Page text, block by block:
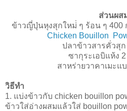
ส่วนผส
ข้าวญี่ปุ่นหุงสุกใหม่่ ๆ ร้อน ๆ 400
Chicken Bouillon
ปลาข้าวสารคั่วสุ
ซากุระเอบิแห้ง
สาหร่ายวาคาเมะแ
วิธีทำ
1. แบ่งข้าวกับ chicken bouillon
ข้าวใส่อ่างผสมแล้วใส่ bouillon